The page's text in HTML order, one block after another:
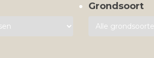
Grondsoort